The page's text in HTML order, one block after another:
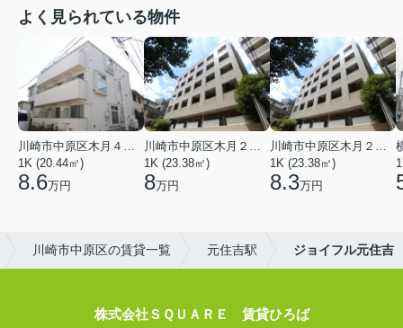
よく見られている物件
川崎市中原区木月４丁目
1K (20.44㎡)
8.6万円
川崎市中原区木月２丁目
1K (23.38㎡)
8万円
川崎市中原区木月２丁目
1K (23.38㎡)
8.3万円
川崎市中原区の賃貸一覧 元住吉駅 ジョイフル元住吉
株式会社ＳＱＵＡＲＥ 賃貸ひろば